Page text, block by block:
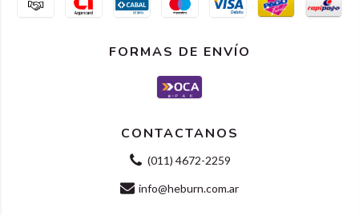
FORMAS DE ENVÍO
CONTACTANOS
(011) 4672-2259
info@heburn.com.ar